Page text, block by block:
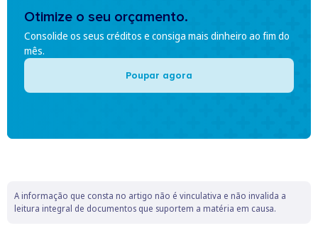
Otimize o seu orçamento.
Consolide os seus créditos e consiga mais dinheiro ao fim do
mês.
Poupar agora
A informação que consta no artigo não é vinculativa e não invalida a
leitura integral de documentos que suportem a matéria em causa.